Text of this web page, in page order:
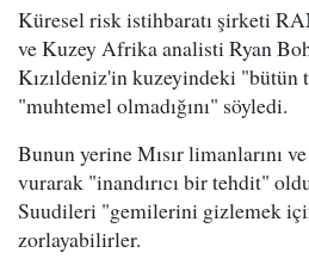
Küresel risk istihbaratı şirketi
ve Kuzey Afrika analisti Ryan
Kızıldeniz'in kuzeyindeki "bütün
"muhtemel olmadığını" söyledi.
Bunun yerine Mısır limanlarını
vurarak "inandırıcı bir tehdit"
Suudileri "gemilerini gizlemek
zorlayabilirler.